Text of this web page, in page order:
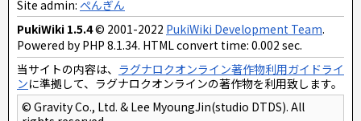
Site admin: ぺんぎん
PukiWiki 1.5.4© 2001-2022 PukiWiki Development Team.
Powered by PHP 8.1.34. HTML convert time: 0.002 sec.
当サイトの内容は、 ラグナロクオンライン著作物利用ガイドライ
ンに準拠して、ラグナロクオンラインの著作物を利用致します。
© Gravity Co., Ltd. & Lee MyoungJin(studio DTDS). All